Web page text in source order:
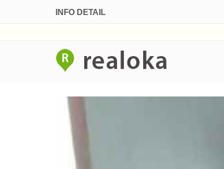
INFO DETAIL